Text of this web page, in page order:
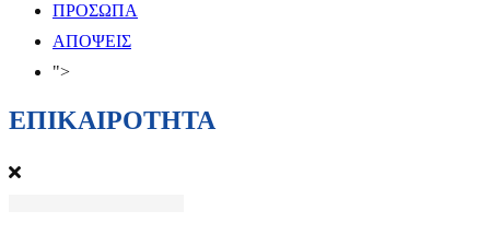
ΠΡΟΣΩΠΑ
ΑΠΟΨΕΙΣ
">
ΕΠΙΚΑΙΡΟΤΗΤΑ